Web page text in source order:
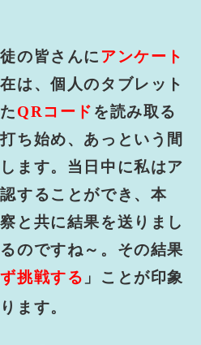
の皆さんに アンケート
は、個人のタブレット
QRコード を読み取る
ち始め、あっという間
ます。当日中に私はア
することができ、本
と共に結果を送りまし
のですね～。 その結果
挑戦する 」ことが印象
ます。